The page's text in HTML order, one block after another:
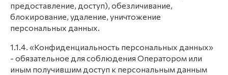
предоставление, доступ), обезличивание,
блокирование, удаление, уничтожение
персональных данных.
1.1.4. «Конфиденциальность персональных данных»
- обязательное для соблюдения Оператором или
иным получившим доступ к персональным данным